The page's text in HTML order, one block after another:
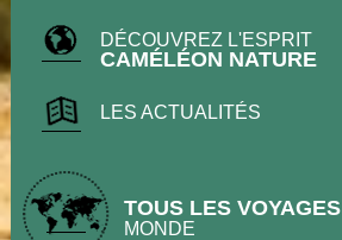
DÉCOUVREZ L'ESPRIT
CAMÉLÉON NATURE
LES ACTUALITÉS
TOUS LES VOYAGES
MONDE